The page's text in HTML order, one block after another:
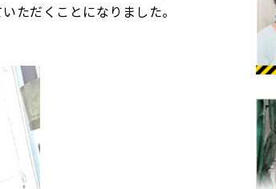
ただくことになりました。